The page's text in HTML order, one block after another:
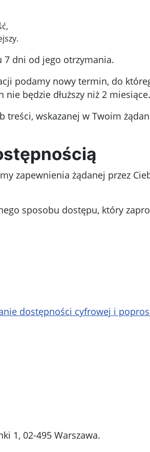
7 dni od jego otrzymania.
podamy nowy termin, do
będzie dłuższy niż 2 miesiące.
wskazanej w Twoim
zapewnienia żądanej przez
sposobu dostępu, który
dostępności cyfrowej i
1, 02-495 Warszawa.